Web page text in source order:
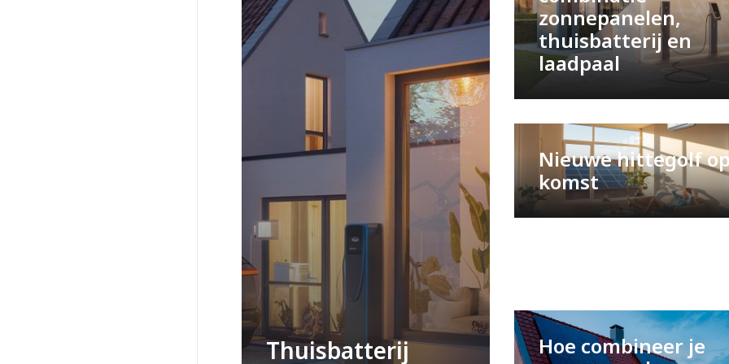
Thuisbatterij
zonnepanelen,
thuisbatterij en
laadpaal
Nieuwe hittegolf
komst
Hoe combineer je